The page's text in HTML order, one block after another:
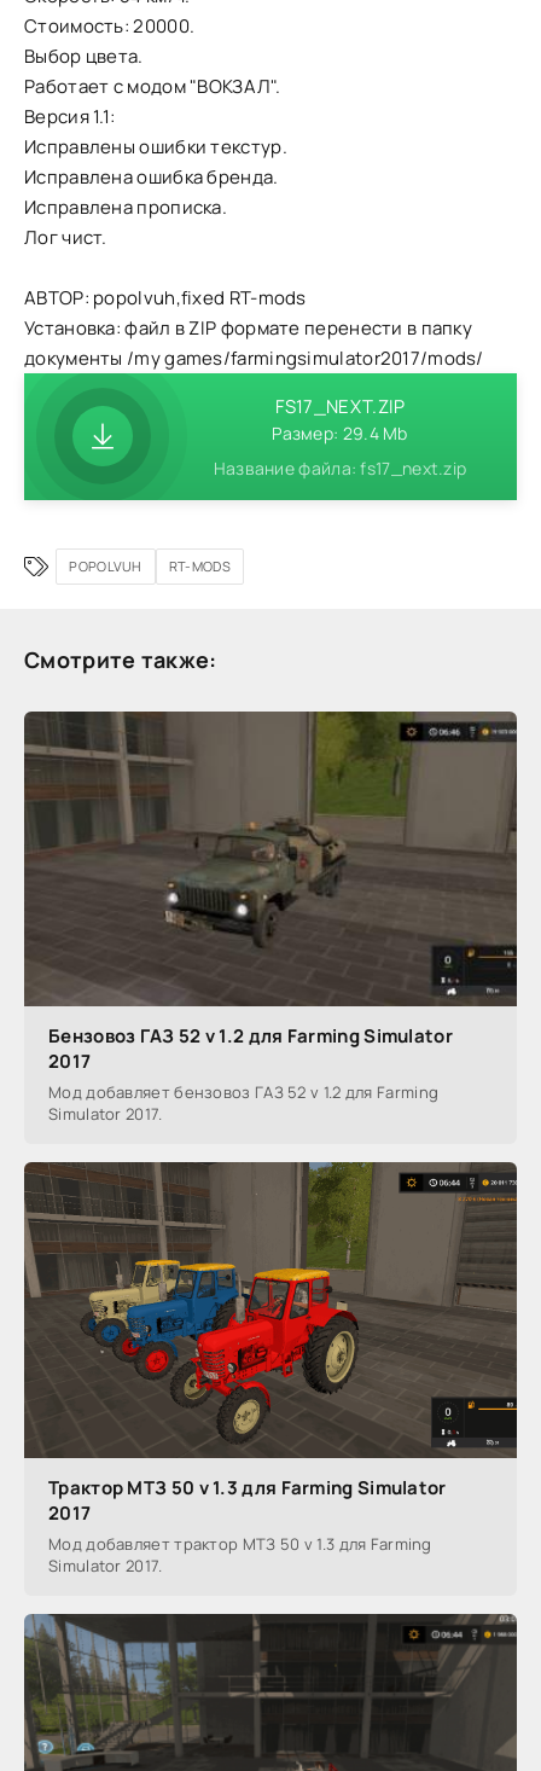
Стоимость: 20000.
Выбор цвета.
Работает с модом "ВОКЗАЛ".
Версия 1.1:
Исправлены ошибки текстур.
Исправлена ошибка бренда.
Исправлена прописка.
Лог чист.
АВТОР: popolvuh,fixed RT-mods
Установка: файл в ZIP формате перенести в папку
документы /my games/farmingsimulator2017/mods/
FS17_NEXT.ZIP
Размер: 29.4 Mb
Название файла: fs17_next.zip
POPOLVUH RT-MODS
Смотрите также:
Бензовоз ГАЗ 52 v 1.2 для Farming Simulator
2017
Мод добавляет бензовоз ГАЗ 52 v 1.2 для Farming
Simulator 2017.
Трактор МТЗ 50 v 1.3 для Farming Simulator
2017
Мод добавляет трактор МТЗ 50 v 1.3 для Farming
Simulator 2017.